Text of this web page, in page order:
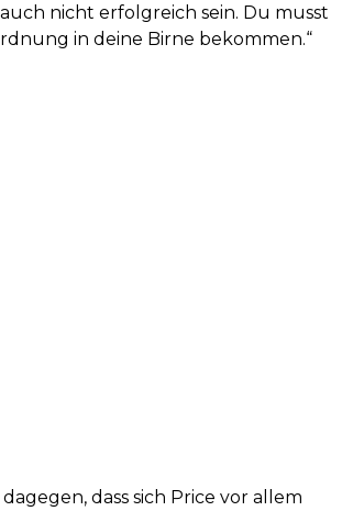
nicht erfolgreich sein. Du musst
in deine Birne bekommen.“
dass sich Price vor allem